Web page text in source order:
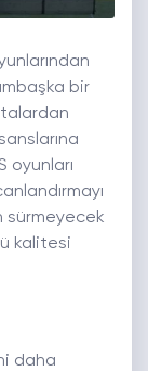
bir
oyunları
sürmeyecek
kalitesi
daha